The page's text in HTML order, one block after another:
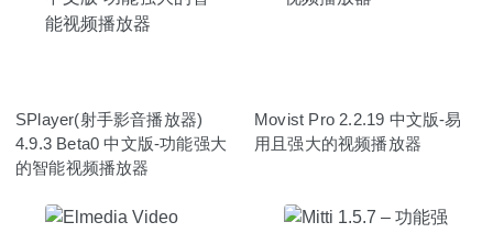
SPlayer(射手影音播放器)
4.9.3 Beta0 中文版-功能强大
的智能视频播放器
Movist Pro 2.2.19 中文版-易
用且强大的视频播放器